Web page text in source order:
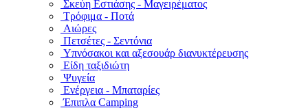
Σκεύη Εστιάσης - Μαγειρέματος
Τρόφιμα - Ποτά
Αιώρες
Πετσέτες - Σεντόνια
Υπνόσακοι και αξεσουάρ διανυκτέρευσης
Είδη ταξιδιώτη
Ψυγεία
Ενέργεια - Μπαταρίες
Έπιπλα Camping